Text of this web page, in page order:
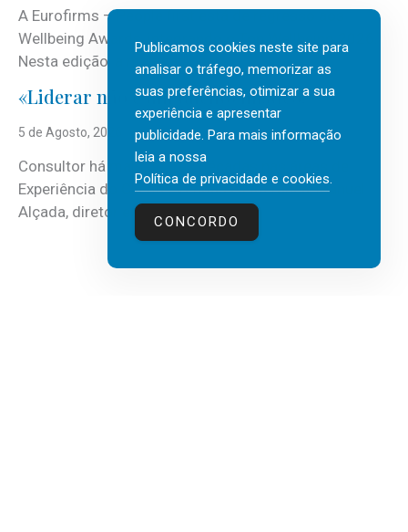
A Eurofirms – People first está de regresso aos
Wellbeing Awards, integrando o Top Wellbeing 2026.
Nesta edição, a multinacional...
«Liderar não é um talento místico.»
5 de Agosto, 2026
Consultor há mais de três décadas nas áreas de
Experiência do Cliente, Vendas e Liderança, Manuel
Alçada, diretor executivo da...
Publicamos cookies neste site para
analisar o tráfego, memorizar as
suas preferências, otimizar a sua
experiência e apresentar
publicidade. Para mais informação
leia a nossa
Política de privacidade e cookies.
CONCORDO